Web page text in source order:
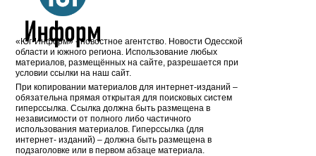
«Юг-Информ» - новостное агентство. Новости Одесской
области и южного региона. Использование любых
материалов, размещённых на сайте, разрешается при
условии ссылки на наш сайт.
При копировании материалов для интернет-изданий –
обязательна прямая открытая для поисковых систем
гиперссылка. Ссылка должна быть размещена в
независимости от полного либо частичного
использования материалов. Гиперссылка (для
интернет- изданий) – должна быть размещена в
подзаголовке или в первом абзаце материала.